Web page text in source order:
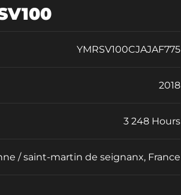
YMRSV100CJAJAF775
2018
3 248 Hours
/ saint-martin de seignanx, France